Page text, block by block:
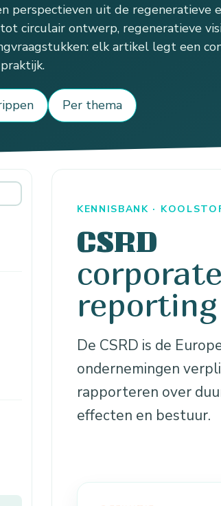
perspectieven uit de regeneratieve
circulair ontwerp, regeneratieve
elk artikel legt een
Per thema
KENNISBANK ·
CSRD
De CSRD is de
ondernemingen
rapporteren over
effecten en bestuur.